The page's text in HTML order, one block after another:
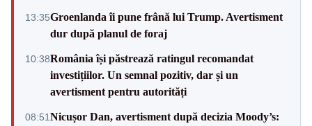
13:35Groenlanda îi pune frână lui Trump. Avertisment
dur după planul de foraj
10:38România își păstrează ratingul recomandat
investițiilor. Un semnal pozitiv, dar și un
avertisment pentru autorități
08:51Nicușor Dan, avertisment după decizia Moody’s: